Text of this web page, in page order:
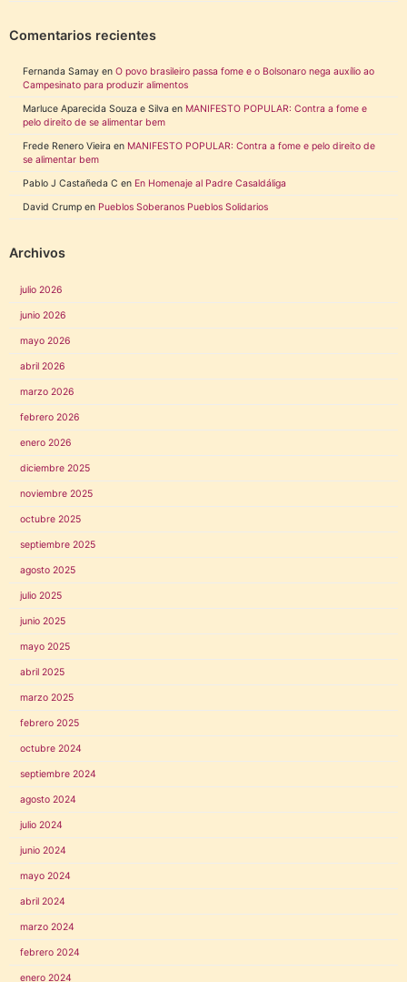
Comentarios recientes
Fernanda Samay en O povo brasileiro passa fome e o Bolsonaro nega auxílio ao
Campesinato para produzir alimentos
Marluce Aparecida Souza e Silva en MANIFESTO POPULAR: Contra a fome e
pelo direito de se alimentar bem
Frede Renero Vieira en MANIFESTO POPULAR: Contra a fome e pelo direito de
se alimentar bem
Pablo J Castañeda C en En Homenaje al Padre Casaldáliga
David Crump en Pueblos Soberanos Pueblos Solidarios
Archivos
julio 2026
junio 2026
mayo 2026
abril 2026
marzo 2026
febrero 2026
enero 2026
diciembre 2025
noviembre 2025
octubre 2025
septiembre 2025
agosto 2025
julio 2025
junio 2025
mayo 2025
abril 2025
marzo 2025
febrero 2025
octubre 2024
septiembre 2024
agosto 2024
julio 2024
junio 2024
mayo 2024
abril 2024
marzo 2024
febrero 2024
enero 2024